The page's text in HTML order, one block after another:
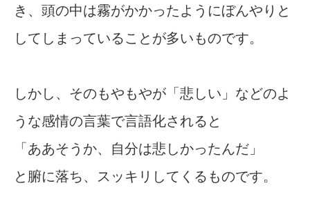
き、頭の中は霧がかかったようにぼんやりと
してしまっていることが多いものです。
しかし、そのもやもやが「悲しい」などのよ
うな感情の言葉で言語化されると
「ああそうか、自分は悲しかったんだ」
と腑に落ち、スッキリしてくるものです。